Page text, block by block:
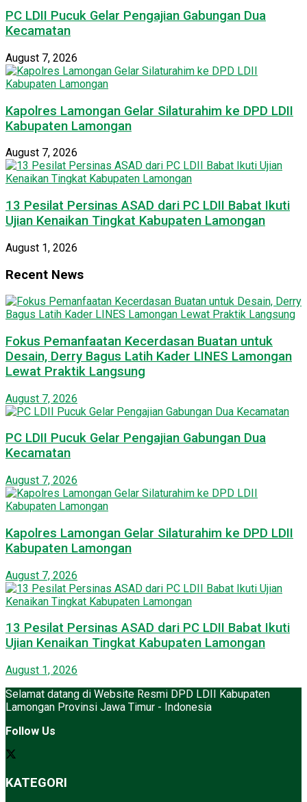
PC LDII Pucuk Gelar Pengajian Gabungan Dua
Kecamatan
August 7, 2026
Kapolres Lamongan Gelar Silaturahim ke DPD LDII
Kabupaten Lamongan
August 7, 2026
13 Pesilat Persinas ASAD dari PC LDII Babat Ikuti
Ujian Kenaikan Tingkat Kabupaten Lamongan
August 1, 2026
Recent News
Fokus Pemanfaatan Kecerdasan Buatan untuk
Desain, Derry Bagus Latih Kader LINES Lamongan
Lewat Praktik Langsung
August 7, 2026
PC LDII Pucuk Gelar Pengajian Gabungan Dua
Kecamatan
August 7, 2026
Kapolres Lamongan Gelar Silaturahim ke DPD LDII
Kabupaten Lamongan
August 7, 2026
13 Pesilat Persinas ASAD dari PC LDII Babat Ikuti
Ujian Kenaikan Tingkat Kabupaten Lamongan
August 1, 2026
Selamat datang di Website Resmi DPD LDII Kabupaten
Lamongan Provinsi Jawa Timur - Indonesia
Follow Us
KATEGORI